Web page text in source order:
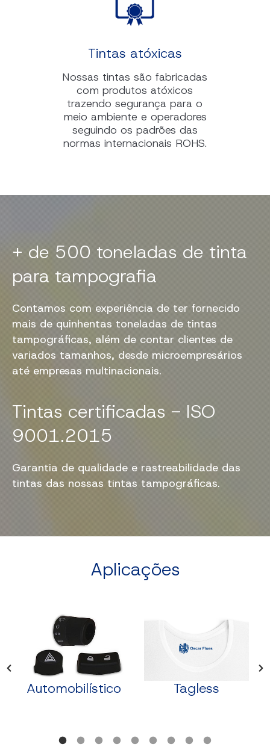
Tintas atóxicas
Nossas tintas são fabricadas
com produtos atóxicos
trazendo segurança para o
meio ambiente e operadores
seguindo os padrões das
normas internacionais ROHS.
+ de 500 toneladas de tinta
para tampografia
Contamos com experiência de ter fornecido
mais de quinhentas toneladas de tintas
tampográficas, além de contar clientes de
variados tamanhos, desde microempresários
até empresas multinacionais.
Tintas certificadas - ISO
9001.2015
Garantia de qualidade e rastreabilidade das
tintas das nossas tintas tampográficas.
Aplicações
Automobilístico Tagless